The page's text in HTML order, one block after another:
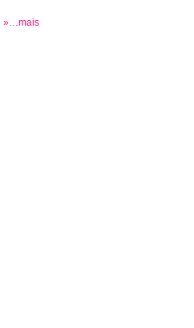
»…mais